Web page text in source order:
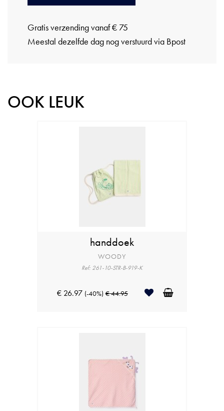
Gratis verzending vanaf € 75
Meestal dezelfde dag nog verstuurd via Bpost
OOK LEUK
handdoek
WOODY
Ref: 261-10-STR-B-919-K
€ 26.97 (-40%) € 44.95